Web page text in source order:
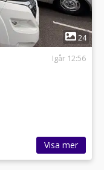
24
Igår 12:56
Visa mer